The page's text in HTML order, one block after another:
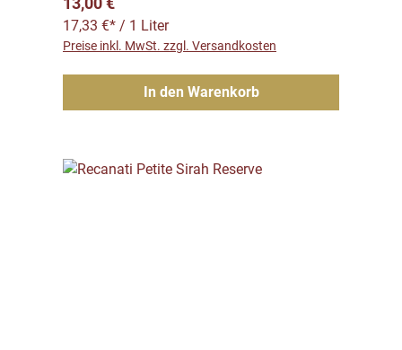
17,33 €* / 1 Liter
Preise inkl. MwSt. zzgl. Versandkosten
In den Warenkorb